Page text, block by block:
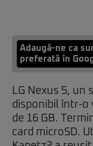
Adaugă-ne ca
preferată în
LG Nexus 5,
disponibil într-o
de 16 GB.
card microSD.